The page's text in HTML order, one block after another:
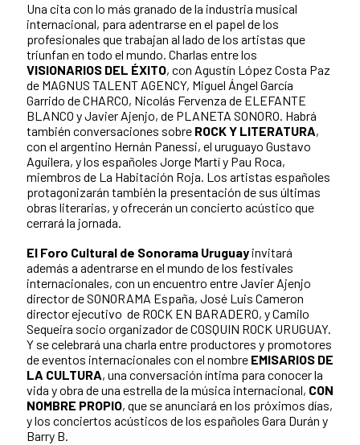
Una cita con lo más granado de la industria musical
internacional, para adentrarse en el papel de los
profesionales que trabajan al lado de los artistas que
triunfan en todo el mundo. Charlas entre los
VISIONARIOS DEL ÉXITO, con Agustín López Costa Paz
de MAGNUS TALENT AGENCY, Miguel Ángel García
Garrido de CHARCO, Nicolás Fervenza de ELEFANTE
BLANCO y Javier Ajenjo, de PLANETA SONORO. Habrá
también conversaciones sobre ROCK Y LITERATURA,
con el argentino Hernán Panessi, el uruguayo Gustavo
Aguilera, y los españoles Jorge Martí y Pau Roca,
miembros de La Habitación Roja. Los artistas españoles
protagonizarán también la presentación de sus últimas
obras literarias, y ofrecerán un concierto acústico que
cerrará la jornada.
El Foro Cultural de Sonorama Uruguay invitará
además a adentrarse en el mundo de los festivales
internacionales, con un encuentro entre Javier Ajenjo
director de SONORAMA España, José Luis Cameron
director ejecutivo de ROCK EN BARADERO, y Camilo
Sequeira socio organizador de COSQUIN ROCK URUGUAY.
Y se celebrará una charla entre productores y promotores
de eventos internacionales con el nombre EMISARIOS DE
LA CULTURA, una conversación íntima para conocer la
vida y obra de una estrella de la música internacional, CON
NOMBRE PROPIO, que se anunciará en los próximos días,
y los conciertos acústicos de los españoles Gara Durán y
Barry B.